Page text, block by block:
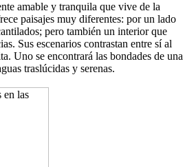
amable y tranquila que vive de la
paisajes muy diferentes: por un lado
pero también un interior que
Sus escenarios contrastan entre sí al
Uno se encontrará las bondades de una
traslúcidas y serenas.